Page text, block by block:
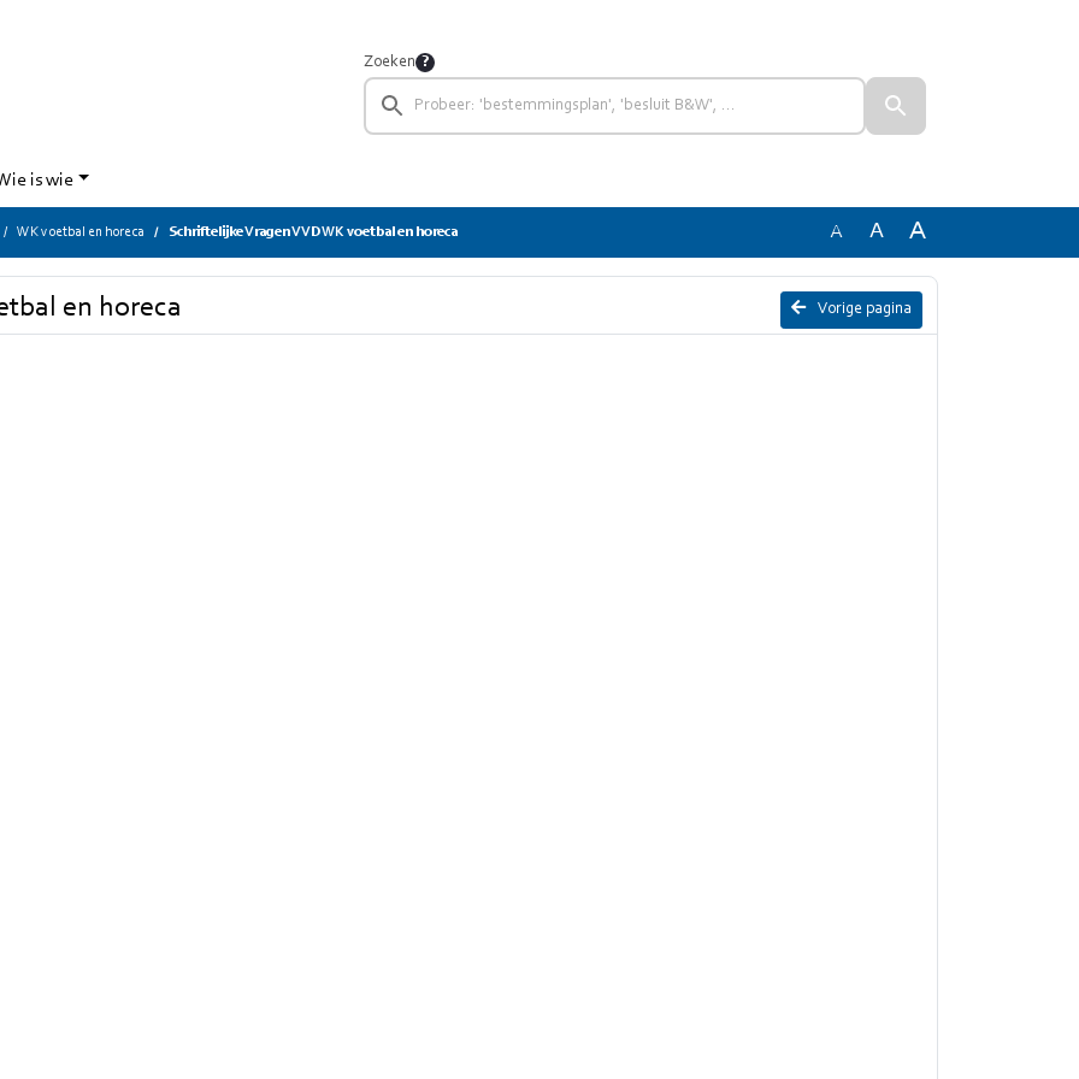
Zoeken
is wie
WK voetbal en horeca Schriftelijke Vragen VVD WK voetbal en horeca A A A
Vorige pagina
en horeca